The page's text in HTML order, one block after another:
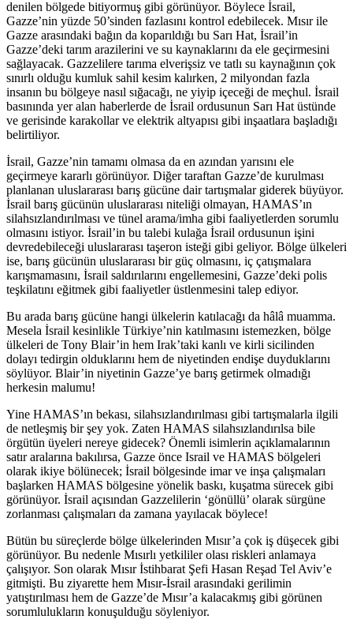
denilen bölgede bitiyormuş gibi görünüyor. Böylece İsrail,
Gazze’nin yüzde 50’sinden fazlasını kontrol edebilecek. Mısır ile
Gazze arasındaki bağın da koparıldığı bu Sarı Hat, İsrail’in
Gazze’deki tarım arazilerini ve su kaynaklarını da ele geçirmesini
sağlayacak. Gazzelilere tarıma elverişsiz ve tatlı su kaynağının çok
sınırlı olduğu kumluk sahil kesim kalırken, 2 milyondan fazla
insanın bu bölgeye nasıl sığacağı, ne yiyip içeceği de meçhul. İsrail
basınında yer alan haberlerde de İsrail ordusunun Sarı Hat üstünde
ve gerisinde karakollar ve elektrik altyapısı gibi inşaatlara başladığı
belirtiliyor.
İsrail, Gazze’nin tamamı olmasa da en azından yarısını ele
geçirmeye kararlı görünüyor. Diğer taraftan Gazze’de kurulması
planlanan uluslararası barış gücüne dair tartışmalar giderek büyüyor.
İsrail barış gücünün uluslararası niteliği olmayan, HAMAS’ın
silahsızlandırılması ve tünel arama/imha gibi faaliyetlerden sorumlu
olmasını istiyor. İsrail’in bu talebi kulağa İsrail ordusunun işini
devredebileceği uluslararası taşeron isteği gibi geliyor. Bölge ülkeleri
ise, barış gücünün uluslararası bir güç olmasını, iç çatışmalara
karışmamasını, İsrail saldırılarını engellemesini, Gazze’deki polis
teşkilatını eğitmek gibi faaliyetler üstlenmesini talep ediyor.
Bu arada barış gücüne hangi ülkelerin katılacağı da hâlâ muamma.
Mesela İsrail kesinlikle Türkiye’nin katılmasını istemezken, bölge
ülkeleri de Tony Blair’in hem Irak’taki kanlı ve kirli sicilinden
dolayı tedirgin olduklarını hem de niyetinden endişe duyduklarını
söylüyor. Blair’in niyetinin Gazze’ye barış getirmek olmadığı
herkesin malumu!
Yine HAMAS’ın bekası, silahsızlandırılması gibi tartışmalarla ilgili
de netleşmiş bir şey yok. Zaten HAMAS silahsızlandırılsa bile
örgütün üyeleri nereye gidecek? Önemli isimlerin açıklamalarının
satır aralarına bakılırsa, Gazze önce Israil ve HAMAS bölgeleri
olarak ikiye bölünecek; İsrail bölgesinde imar ve inşa çalışmaları
başlarken HAMAS bölgesine yönelik baskı, kuşatma sürecek gibi
görünüyor. İsrail açısından Gazzelilerin ‘gönüllü’ olarak sürgüne
zorlanması çalışmaları da zamana yayılacak böylece!
Bütün bu süreçlerde bölge ülkelerinden Mısır’a çok iş düşecek gibi
görünüyor. Bu nedenle Mısırlı yetkililer olası riskleri anlamaya
çalışıyor. Son olarak Mısır İstihbarat Şefi Hasan Reşad Tel Aviv’e
gitmişti. Bu ziyarette hem Mısır-İsrail arasındaki gerilimin
yatıştırılması hem de Gazze’de Mısır’a kalacakmış gibi görünen
sorumlulukların konuşulduğu söyleniyor.